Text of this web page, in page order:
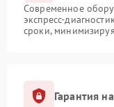
Современное
экспресс-
сроки,
Гарантия